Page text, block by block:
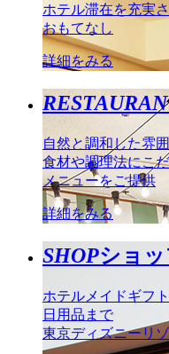
ホテル滞在を充実
おもてなし
詳細をみる
自然と調和した雰
食材や調理法にこ
メニューをご提供
詳細をみる
SHOPショ
ホテルメイドギフ
日用品まで
東京ディズニーリ